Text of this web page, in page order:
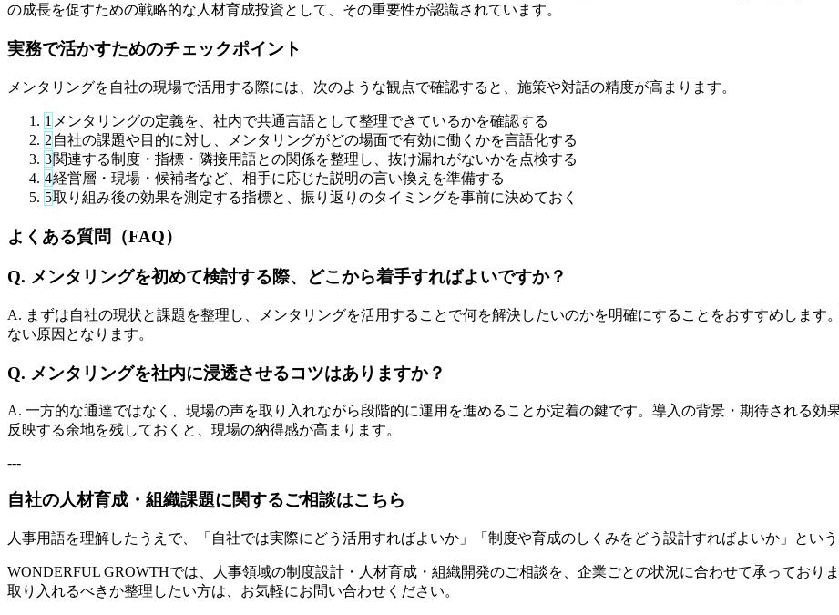
の成長を促すための戦略的な人材育成投資として、その重要性が認識されています。
実務で活かすためのチェックポイント
メンタリングを自社の現場で活用する際には、次のような観点で確認すると、施策や対話の精度が高まります。
1 メンタリングの定義を、社内で共通言語として整理できているかを確認する
2 自社の課題や目的に対し、メンタリングがどの場面で有効に働くかを言語化する
3関連する制度・指標・隣接用語との関係を整理し、抜け漏れがないかを点検する
4経営層・現場・候補者など、相手に応じた説明の言い換えを準備する
5取り組み後の効果を測定する指標と、振り返りのタイミングを事前に決めておく
よくある質問（FAQ）
Q. メンタリングを初めて検討する際、どこから着手すればよいですか？
A. まずは自社の現状と課題を整理し、メンタリングを活用することで何を解決したいのかを明確にすることをおすすめします
ない原因となります。
Q. メンタリングを社内に浸透させるコツはありますか？
A. 一方的な通達ではなく、現場の声を取り入れながら段階的に運用を進めることが定着の鍵です。導入の背景・期待される効
反映する余地を残しておくと、現場の納得感が高まります。
---
自社の人材育成・組織課題に関するご相談はこちら
人事用語を理解したうえで、「自社では実際にどう活用すればよいか」「制度や育成のしくみをどう設計すればよいか」とい
WONDERFUL GROWTHでは、人事領域の制度設計・人材育成・組織開発のご相談を、企業ごとの状況に合わせて承っており
取り入れるべきか整理したい方は、お気軽にお問い合わせください。